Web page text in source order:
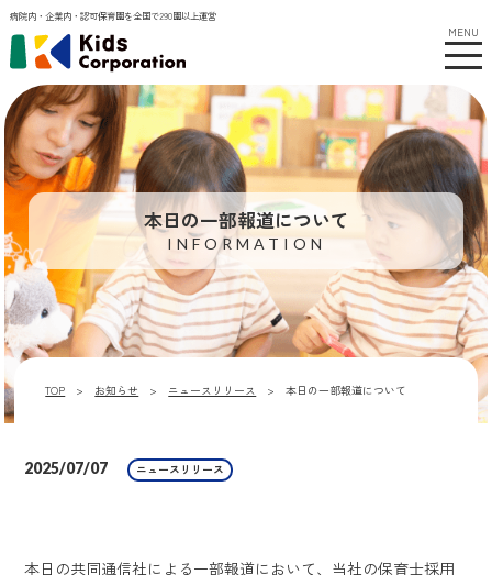
病院内・企業内・認可保育園を全国で290園以上運営
MENU
本日の一部報道について
INFORMATION
TOP お知らせ ニュースリリース 本日の一部報道について
2025/07/07 ニュースリリース
本日の共同通信社による一部報道において、当社の保育士採用